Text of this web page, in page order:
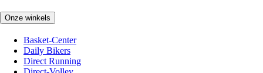
Onze winkels
Basket-Center
Daily Bikers
Direct Running